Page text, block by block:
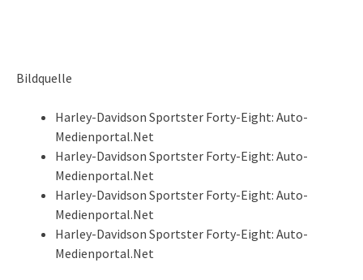
Bildquelle
Harley-Davidson Sportster Forty-Eight: Auto-
Medienportal.Net
Harley-Davidson Sportster Forty-Eight: Auto-
Medienportal.Net
Harley-Davidson Sportster Forty-Eight: Auto-
Medienportal.Net
Harley-Davidson Sportster Forty-Eight: Auto-
Medienportal.Net